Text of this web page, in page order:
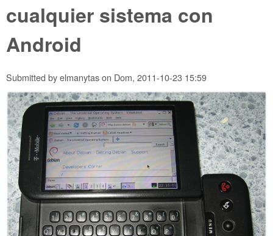
cualquier sistema con
Android
Submitted byelmanytason Dom, 2011-10-23 15:59